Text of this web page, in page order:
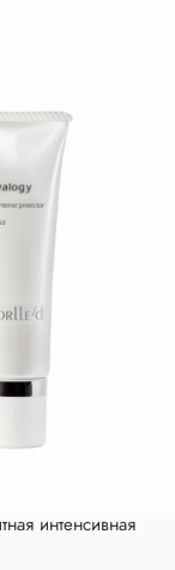
интенсивная